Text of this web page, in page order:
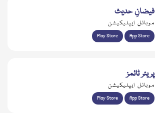
فیضانِ حدیث
موبائل ایپلیکیشن
Play Store App Store
پریئر ٹائمز
موبائل ایپلیکیشن
Play Store App Store